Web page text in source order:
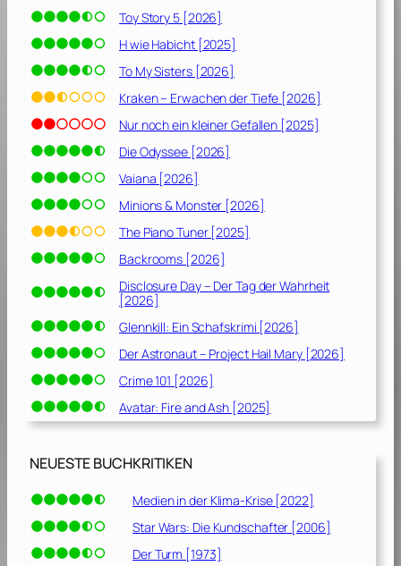
Toy Story 5 [2026]
H wie Habicht [2025]
To My Sisters [2026]
Kraken – Erwachen der Tiefe [2026]
Nur noch ein kleiner Gefallen [2025]
Die Odyssee [2026]
Vaiana [2026]
Minions & Monster [2026]
The Piano Tuner [2025]
Backrooms [2026]
Disclosure Day – Der Tag der Wahrheit
[2026]
Glennkill: Ein Schafskrimi [2026]
Der Astronaut – Project Hail Mary [2026]
Crime 101 [2026]
Avatar: Fire and Ash [2025]
NEUESTE BUCHKRITIKEN
Medien in der Klima-Krise [2022]
Star Wars: Die Kundschafter [2006]
Der Turm [1973]